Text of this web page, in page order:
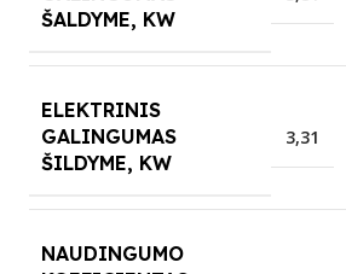
ŠALDYME, KW
ELEKTRINIS
GALINGUMAS
ŠILDYME, KW
3,31
NAUDINGUMO